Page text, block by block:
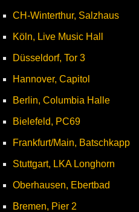
CH-Winterthur, Salzhaus
Köln, Live Music Hall
Düsseldorf, Tor 3
Hannover, Capitol
Berlin, Columbia Halle
Bielefeld, PC69
Frankfurt/Main, Batschkapp
Stuttgart, LKA Longhorn
Oberhausen, Ebertbad
Bremen, Pier 2